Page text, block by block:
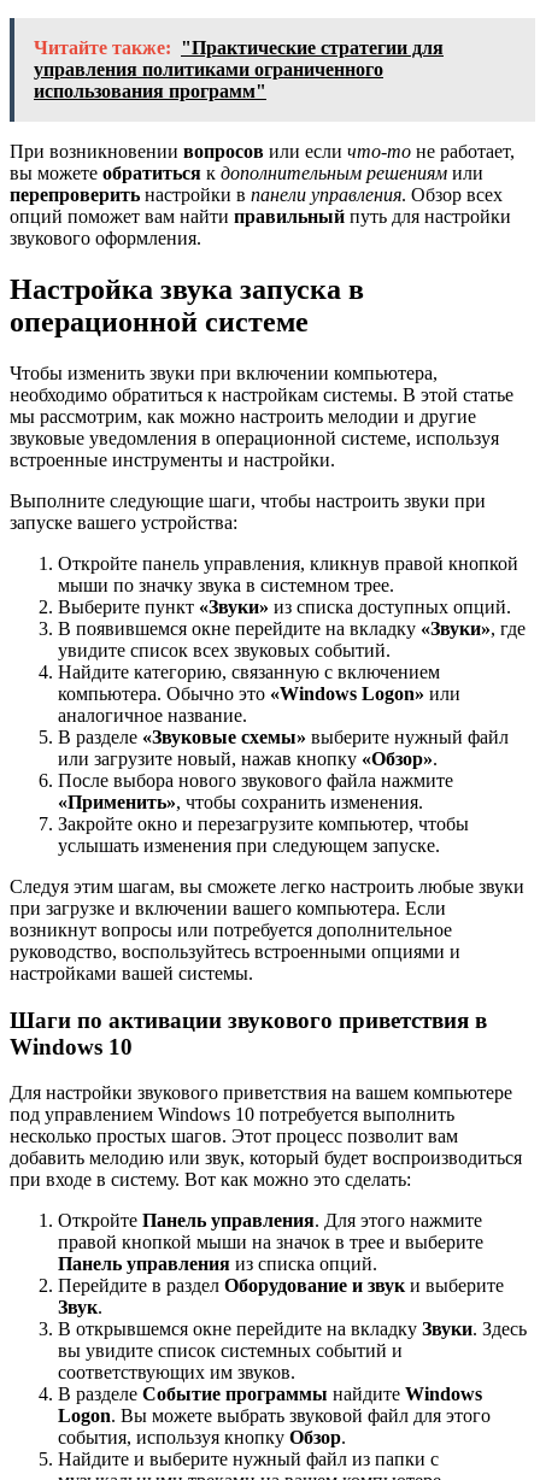
Читайте также: "Практические стратегии для
управления политиками ограниченного
использования программ"
При возникновении вопросов или если что-то не работает,
вы можете обратиться к дополнительным решениям или
перепроверить настройки в панели управления. Обзор всех
опций поможет вам найти правильный путь для настройки
звукового оформления.
Настройка звука запуска в
операционной системе
Чтобы изменить звуки при включении компьютера,
необходимо обратиться к настройкам системы. В этой статье
мы рассмотрим, как можно настроить мелодии и другие
звуковые уведомления в операционной системе, используя
встроенные инструменты и настройки.
Выполните следующие шаги, чтобы настроить звуки при
запуске вашего устройства:
Откройте панель управления, кликнув правой кнопкой
мыши по значку звука в системном трее.
Выберите пункт «Звуки» из списка доступных опций.
В появившемся окне перейдите на вкладку «Звуки», где
увидите список всех звуковых событий.
Найдите категорию, связанную с включением
компьютера. Обычно это «Windows Logon» или
аналогичное название.
В разделе «Звуковые схемы» выберите нужный файл
или загрузите новый, нажав кнопку «Обзор».
После выбора нового звукового файла нажмите
«Применить», чтобы сохранить изменения.
Закройте окно и перезагрузите компьютер, чтобы
услышать изменения при следующем запуске.
Следуя этим шагам, вы сможете легко настроить любые звуки
при загрузке и включении вашего компьютера. Если
возникнут вопросы или потребуется дополнительное
руководство, воспользуйтесь встроенными опциями и
настройками вашей системы.
Шаги по активации звукового приветствия в
Windows 10
Для настройки звукового приветствия на вашем компьютере
под управлением Windows 10 потребуется выполнить
несколько простых шагов. Этот процесс позволит вам
добавить мелодию или звук, который будет воспроизводиться
при входе в систему. Вот как можно это сделать:
Откройте Панель управления. Для этого нажмите
правой кнопкой мыши на значок в трее и выберите
Панель управления из списка опций.
Перейдите в раздел Оборудование и звук и выберите
Звук.
В открывшемся окне перейдите на вкладку Звуки. Здесь
вы увидите список системных событий и
соответствующих им звуков.
В разделе Событие программы найдите Windows
Logon. Вы можете выбрать звуковой файл для этого
события, используя кнопку Обзор.
Найдите и выберите нужный файл из папки с